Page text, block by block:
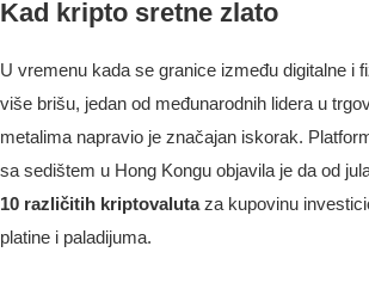
Kad kripto sretne zlato
U vremenu kada se granice između digitalne i
više brišu, jedan od međunarodnih lidera u
metalima napravio je značajan iskorak.
sa sedištem u Hong Kongu objavila je da od
10 različitih kriptovalutaza kupovinu
platine i paladijuma.